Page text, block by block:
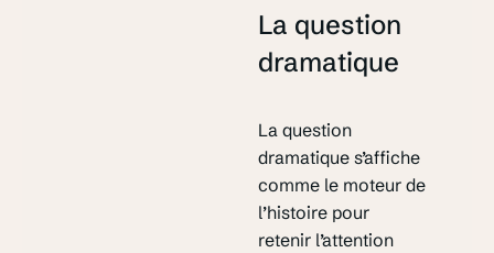
La question
dramatique
La question
dramatique s’affiche
comme le moteur de
l’histoire pour
retenir l’attention